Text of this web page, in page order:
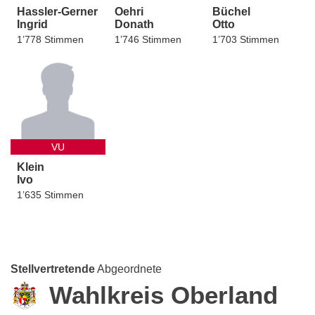
Hassler-Gerner
Ingrid
1’778 Stimmen
Oehri
Donath
1’746 Stimmen
Büchel
Otto
1’703 Stimmen
VU
Klein
Ivo
1’635 Stimmen
StellvertretendeAbgeordnete
Wahlkreis Oberland